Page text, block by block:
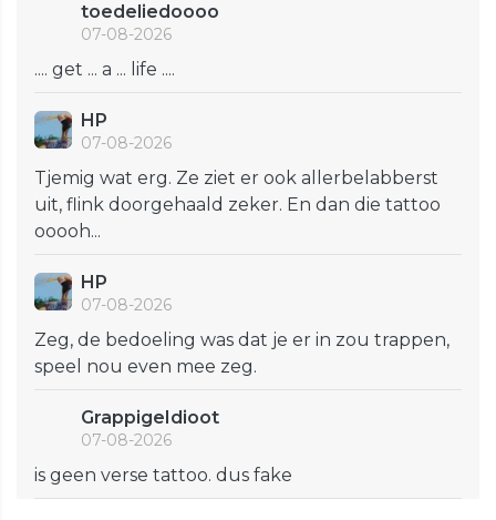
toedeliedoooo
07-08-2026
.... get ... a ... life ....
HP
07-08-2026
Tjemig wat erg. Ze ziet er ook allerbelabberst
uit, flink doorgehaald zeker. En dan die tattoo
ooooh...
HP
07-08-2026
Zeg, de bedoeling was dat je er in zou trappen,
speel nou even mee zeg.
GrappigeIdioot
07-08-2026
is geen verse tattoo. dus fake